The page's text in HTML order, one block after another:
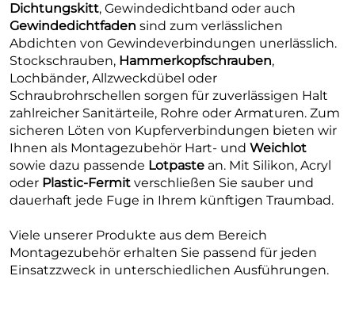
Dichtungskitt, Gewindedichtband oder auch
Gewindedichtfaden sind zum verlässlichen
Abdichten von Gewindeverbindungen unerlässlich.
Stockschrauben, Hammerkopfschrauben,
Lochbänder, Allzweckdübel oder
Schraubrohrschellen sorgen für zuverlässigen Halt
zahlreicher Sanitärteile, Rohre oder Armaturen. Zum
sicheren Löten von Kupferverbindungen bieten wir
Ihnen als Montagezubehör Hart- und Weichlot
sowie dazu passende Lotpaste an. Mit Silikon, Acryl
oder Plastic-Fermit verschließen Sie sauber und
dauerhaft jede Fuge in Ihrem künftigen Traumbad.
Viele unserer Produkte aus dem Bereich
Montagezubehör erhalten Sie passend für jeden
Einsatzzweck in unterschiedlichen Ausführungen.